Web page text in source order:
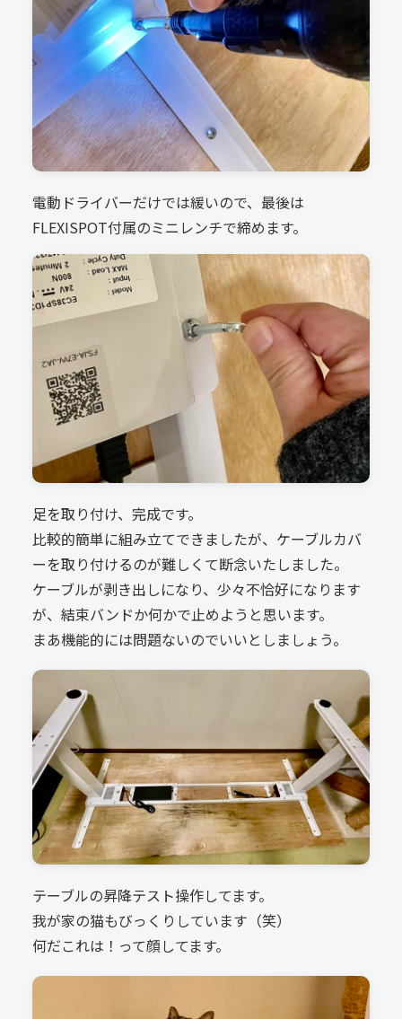
電動ドライバーだけでは緩いので、最後は
FLEXISPOT付属のミニレンチで締めます。
足を取り付け、完成です。
比較的簡単に組み立てできましたが、ケーブルカバ
ーを取り付けるのが難しくて断念いたしました。
ケーブルが剥き出しになり、少々不恰好になります
が、結束バンドか何かで止めようと思います。
まあ機能的には問題ないのでいいとしましょう。
テーブルの昇降テスト操作してます。
我が家の猫もびっくりしています（笑）
何だこれは！って顔してます。